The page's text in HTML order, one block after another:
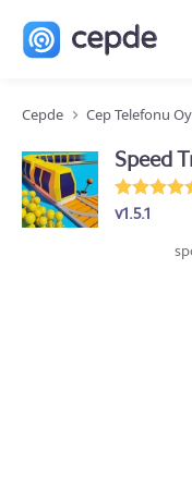
Cepde Cep Telefonu
Speed
v1.5.1